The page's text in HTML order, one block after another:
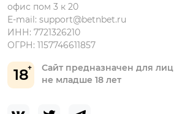
18
Сайт предназначен для лиц
не младше 18 лет
офис пом 3 к 20
E-mail: support@betnbet.ru
ИНН: 7721326210
ОГРН: 1157746611857